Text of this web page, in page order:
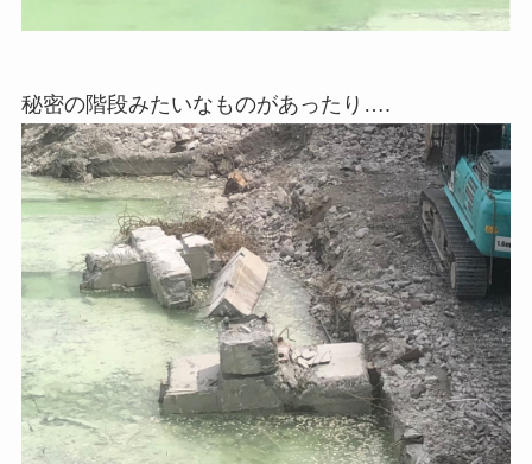
秘密の階段みたいなものがあったり….